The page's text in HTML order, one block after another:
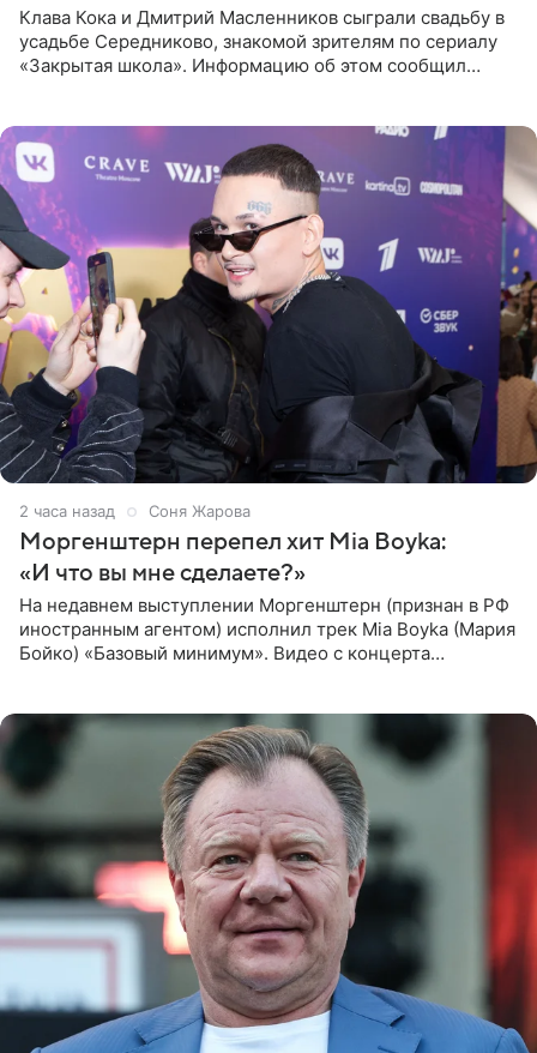
Клава Кока и Дмитрий Масленников сыграли свадьбу в
усадьбе Середниково, знакомой зрителям по сериалу
«Закрытая школа». Информацию об этом сообщил
2 часа назад Соня Жарова
Моргенштерн перепел хит Mia Boyka:
«И что вы мне сделаете?»
На недавнем выступлении Моргенштерн (признан в РФ
иностранным агентом) исполнил трек Mia Boyka (Мария
Бойко) «Базовый минимум». Видео с концерта